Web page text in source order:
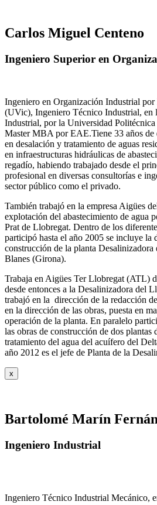
Carlos Miguel Centeno
Ingeniero Superior en
Ingeniero en Organización Industrial
(UVic), Ingeniero Técnico Industrial, en
Industrial, por la Universidad
Master MBA por EAE.Tiene 33 años de
en desalación y tratamiento de aguas
en infraestructuras hidráulicas de
regadío, habiendo trabajado desde el
profesional en diversas consultorías e
sector público como el privado.
También trabajó en la empresa Aigües
explotación del abastecimiento de agua
Prat de Llobregat. Dentro de los
participó hasta el año 2005 se incluye la
construcción de la planta Desalinizadora
Blanes (Girona).
Trabaja en Aigües Ter Llobregat (ATL)
desde entonces a la Desalinizadora del
trabajó en la dirección de la redacción
en la dirección de las obras, puesta en
operación de la planta. En paralelo
las obras de construcción de dos plantas
tratamiento del agua del acuífero del
año 2012 es el jefe de Planta de la
x
Bartolomé Marín
Ingeniero Industrial
Ingeniero Técnico Industrial Mecánico,